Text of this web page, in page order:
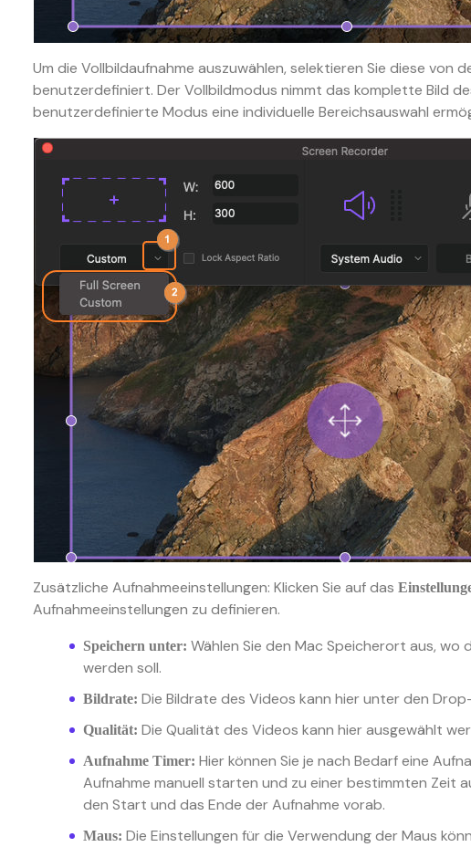
Um die Vollbildaufnahme auszuwählen, selektieren Sie diese von
benutzerdefiniert. Der Vollbildmodus nimmt das komplette Bild
benutzerdefinierte Modus eine individuelle Bereichsauswahl
Zusätzliche Aufnahmeeinstellungen: Klicken Sie auf das
Aufnahmeeinstellungen zu definieren.
Speichern unter: Wählen Sie den Mac Speicherort aus,
werden soll.
Bildrate: Die Bildrate des Videos kann hier unter den
Qualität: Die Qualität des Videos kann hier ausgewählt
Aufnahme Timer: Hier können Sie je nach Bedarf eine
Aufnahme manuell starten und zu einer bestimmten Zeit
den Start und das Ende der Aufnahme vorab.
Maus: Die Einstellungen für die Verwendung der Maus